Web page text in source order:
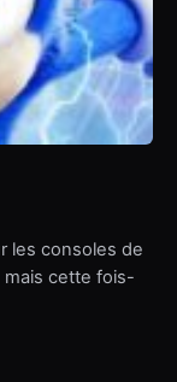
les consoles de
mais cette fois-